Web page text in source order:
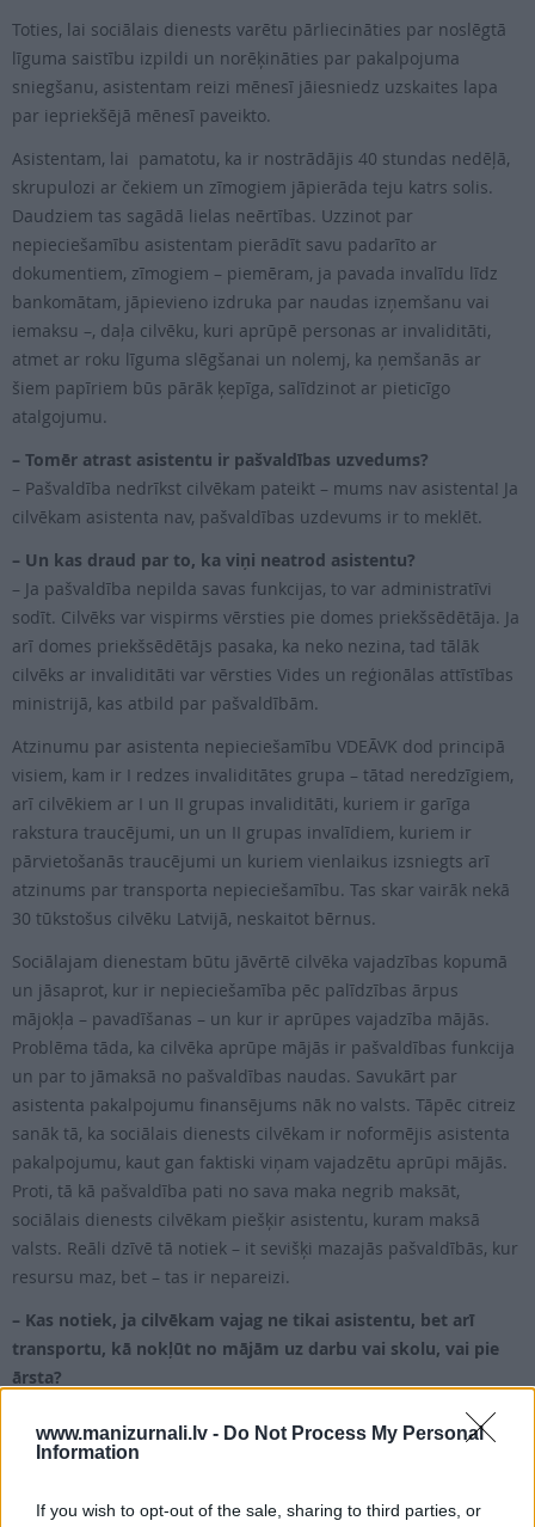
www.manizurnali.lv - Do Not Process My Personal
Information
If you wish to opt-out of the sale, sharing to third parties, or
Toties, lai sociālais dienests varētu pārliecināties par noslēgtā
līguma saistību izpildi un norēķināties par pakalpojuma
sniegšanu, asistentam reizi mēnesī jāiesniedz uzskaites lapa
par iepriekšējā mēnesī paveikto.
Asistentam, lai pamatotu, ka ir nostrādājis 40 stundas nedēļā,
skrupulozi ar čekiem un zīmogiem jāpierāda teju katrs solis.
Daudziem tas sagādā lielas neērtības. Uzzinot par
nepieciešamību asistentam pierādīt savu padarīto ar
dokumentiem, zīmogiem – piemēram, ja pavada invalīdu līdz
bankomātam, jāpievieno izdruka par naudas izņemšanu vai
iemaksu –, daļa cilvēku, kuri aprūpē personas ar invaliditāti,
atmet ar roku līguma slēgšanai un nolemj, ka ņemšanās ar
šiem papīriem būs pārāk ķepīga, salīdzinot ar pieticīgo
atalgojumu.
– Tomēr atrast asistentu ir pašvaldības uzvedums?
– Pašvaldība nedrīkst cilvēkam pateikt – mums nav asistenta! Ja
cilvēkam asistenta nav, pašvaldības uzdevums ir to meklēt.
– Un kas draud par to, ka viņi neatrod asistentu?
– Ja pašvaldība nepilda savas funkcijas, to var administratīvi
sodīt. Cilvēks var vispirms vērsties pie domes priekšsēdētāja. Ja
arī domes priekšsēdētājs pasaka, ka neko nezina, tad tālāk
cilvēks ar invaliditāti var vērsties Vides un reģionālas attīstības
ministrijā, kas atbild par pašvaldībām.
Atzinumu par asistenta nepieciešamību VDEĀVK dod principā
visiem, kam ir I redzes invaliditātes grupa – tātad neredzīgiem,
arī cilvēkiem ar I un II grupas invaliditāti, kuriem ir garīga
rakstura traucējumi, un un II grupas invalīdiem, kuriem ir
pārvietošanās traucējumi un kuriem vienlaikus izsniegts arī
atzinums par transporta nepieciešamību. Tas skar vairāk nekā
30 tūkstošus cilvēku Latvijā, neskaitot bērnus.
Sociālajam dienestam būtu jāvērtē cilvēka vajadzības kopumā
un jāsaprot, kur ir nepieciešamība pēc palīdzības ārpus
mājokļa – pavadīšanas – un kur ir aprūpes vajadzība mājās.
Problēma tāda, ka cilvēka aprūpe mājās ir pašvaldības funkcija
un par to jāmaksā no pašvaldības naudas. Savukārt par
asistenta pakalpojumu finansējums nāk no valsts. Tāpēc citreiz
sanāk tā, ka sociālais dienests cilvēkam ir noformējis asistenta
pakalpojumu, kaut gan faktiski viņam vajadzētu aprūpi mājās.
Proti, tā kā pašvaldība pati no sava maka negrib maksāt,
sociālais dienests cilvēkam piešķir asistentu, kuram maksā
valsts. Reāli dzīvē tā notiek – it sevišķi mazajās pašvaldībās, kur
resursu maz, bet – tas ir nepareizi.
– Kas notiek, ja cilvēkam vajag ne tikai asistentu, bet arī
transportu, kā nokļūt no mājām uz darbu vai skolu, vai pie
ārsta?
viņam vienlaikus tiek piešķirts atzinums par transporta
pabalsta nepieciešamību. Tas arī ir minimāls, izmaksā divas